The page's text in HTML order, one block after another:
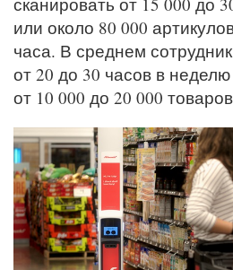
или около 80 000
часа. В среднем
от 20 до 30 часов в
от 10 000 до 20 000